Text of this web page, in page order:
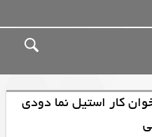
کار استیل نما دودی